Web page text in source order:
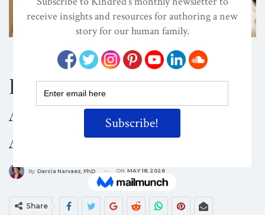
CHILD DEVELOPMENT CHILDISM
El Juego Social De
Apego Como Medio De
Autotransformación
By Darcia Narvaez, PhD ON MAY 18, 2026
Share